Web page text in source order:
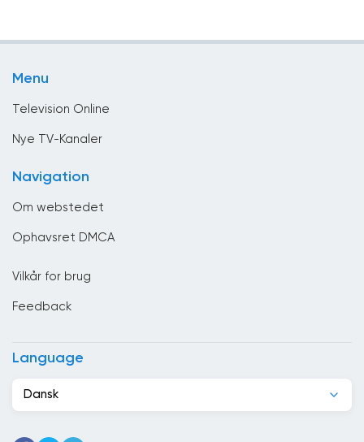
Congo
Danmark
Menu
Television Online
Nye TV-Kanaler
Navigation
Om webstedet
Ophavsret DMCA
Vilkår for brug
Feedback
Language
Dansk